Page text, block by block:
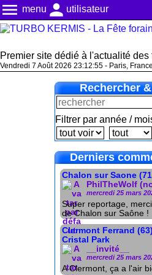
menu menu person utilisateur
Premier site dédié à l'actualité
Vendredi 7 Août 2026 23:12:56 - Paris,
Rechercher
Filtrer par année /
Derniers
Chalon sur Saone
PhilTheWolf
mercredi 25 mars
Super reportage,
de Chalon sur Saône !
Clermont Ferrand
Cristal Park
__invité__
mercredi 25 mars
A Clermont, ça a l'air